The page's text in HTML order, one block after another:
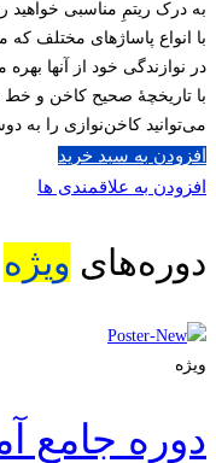
به درک ریتمِ مناسبی خواهید
با انواع پاساژهای مختلف
در نوازندگی خود از آنها بهره
با تاریخچۀ صحیح کاخن و
می‌توانید کاخن‌نوازی را به
افزودن به سبد خرید
افزودن به علاقمندی ها
دوره‌های ویژه
ویژه
دوره جامع